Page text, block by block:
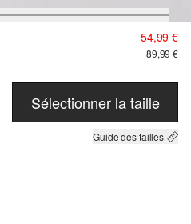
54,99 €
89,99 €
Sélectionner la taille
Guide des tailles